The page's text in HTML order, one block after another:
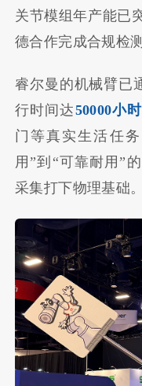
关节模组年产能已
德合作完成合规检
睿尔曼的机械臂已
行时间达50000小时
门等真实生活任
用”到“可靠耐用”
采集打下物理基础。